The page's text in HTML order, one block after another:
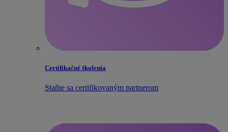
Certifikačné školenia
Staňte sa certifikovaným partnerom